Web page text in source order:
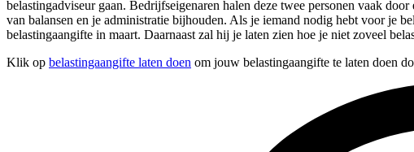
belastingadviseur gaan. Bedrijfseigenaren halen deze twee personen vaak
van balansen en je administratie bijhouden. Als je iemand nodig hebt voor je
belastingaangifte in maart. Daarnaast zal hij je laten zien hoe je niet zoveel
Klik op belastingaangifte laten doen om jouw belastingaangifte te laten doen